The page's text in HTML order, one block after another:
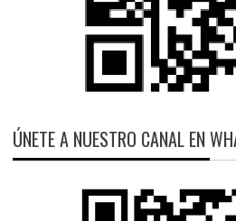
ÚNETE A NUESTRO CANAL EN